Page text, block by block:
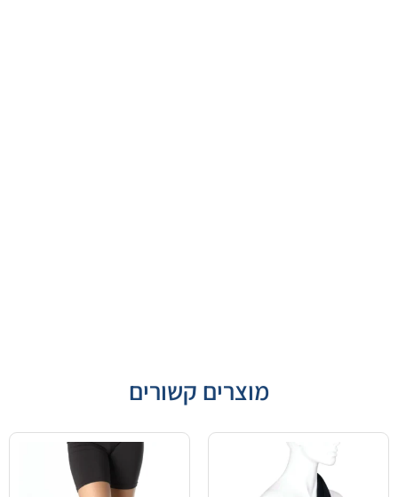
מוצרים קשורים